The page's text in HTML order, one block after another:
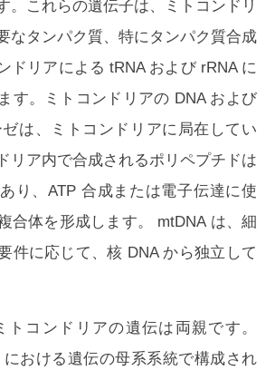
。これらの遺伝子は、ミトコンドリ
なタンパク質、特にタンパク質合成
ドリアによる tRNA および rRNA に
す。ミトコンドリアの DNA および
ゼは、ミトコンドリアに局在してい
リア内で合成されるポリペプチドは
り、ATP 合成または電子伝達に使
合体を形成します。 mtDNA は、細
件に応じて、核 DNA から独立して
トコンドリアの遺伝は両親です。
における遺伝の母系系統で構成され